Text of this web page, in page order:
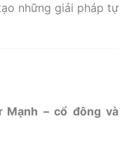
những giải pháp tự
Mạnh – cổ đông và